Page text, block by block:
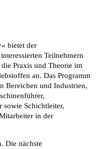
bietet der
Teilnehmern
Praxis und Theorie im
an. Das Programm
Bereichen und Industrien,
sowie Schichtleiter,
in der
Die nächste